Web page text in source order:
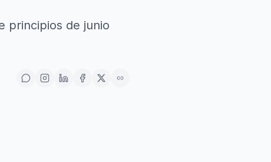
principios de junio